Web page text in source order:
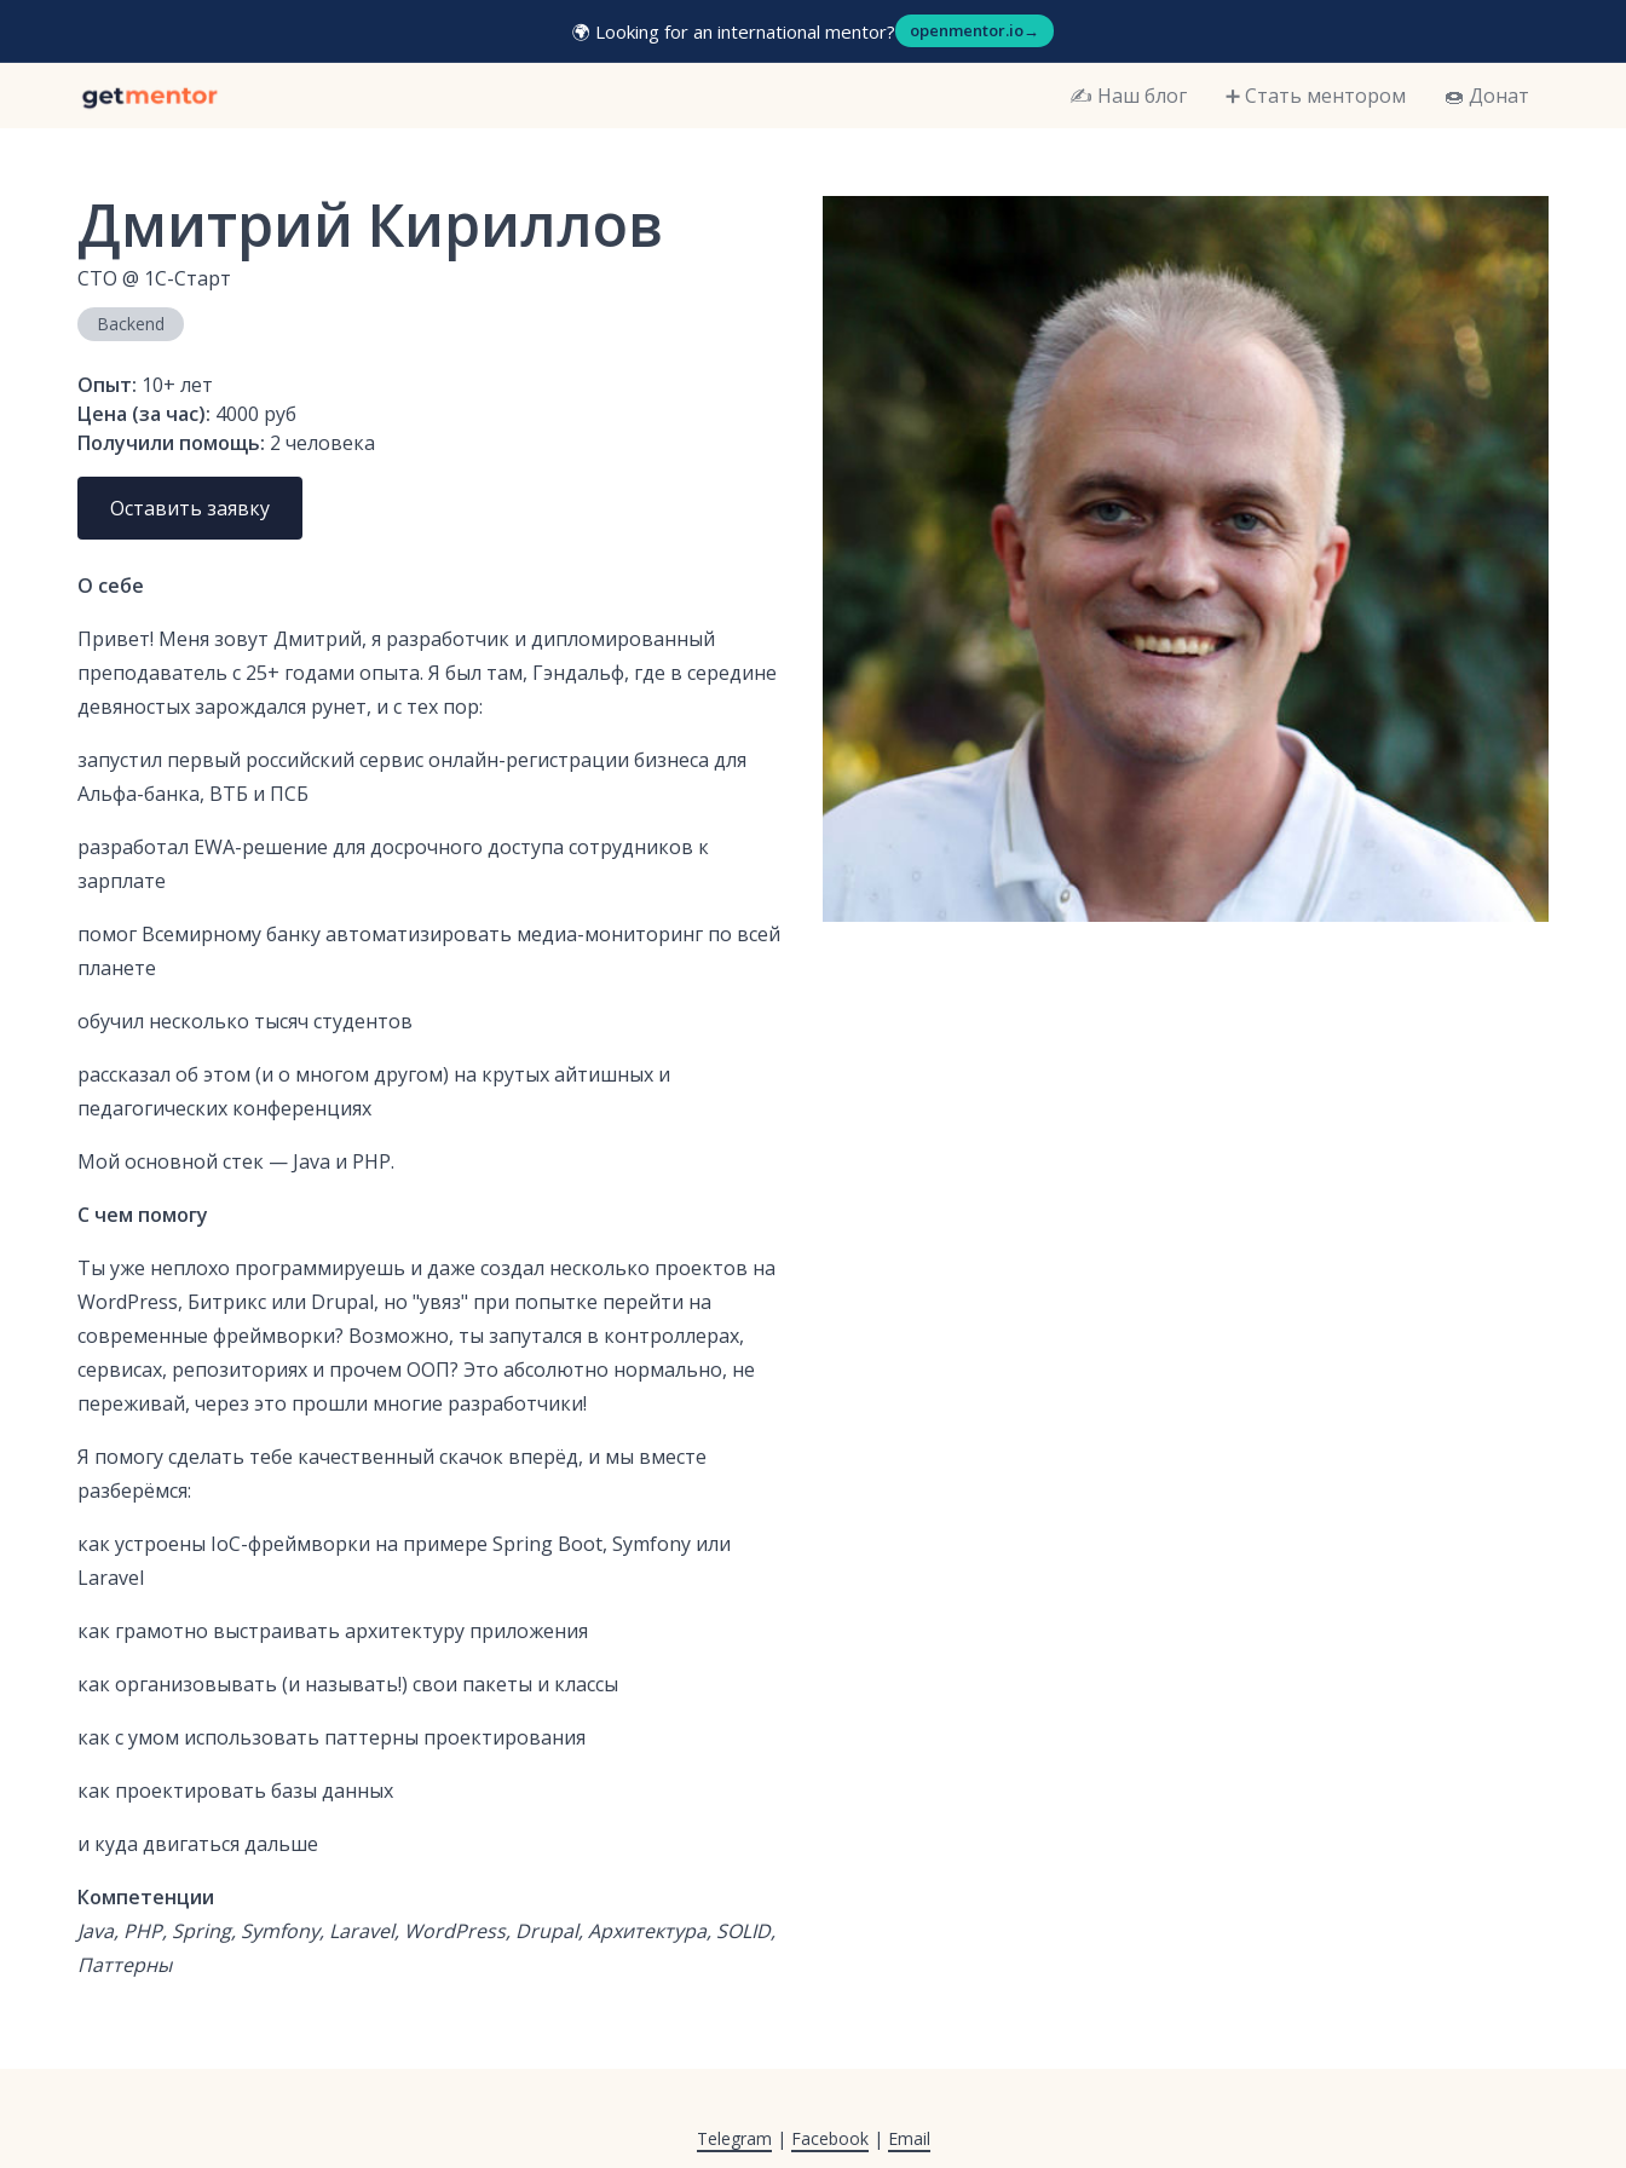
🌍 Looking for an international mentor? openmentor.io→
✍️ Наш блог ➕ Стать ментором 🍩 Донат
Дмитрий Кириллов
CTO @ 1С-Старт
Backend
Опыт: 10+ лет
Цена (за час): 4000 руб
Получили помощь: 2 человека
Оставить заявку
О себе
Привет! Меня зовут Дмитрий, я разработчик и дипломированный
преподаватель с 25+ годами опыта. Я был там, Гэндальф, где в середине
девяностых зарождался рунет, и с тех пор:
запустил первый российский сервис онлайн-регистрации бизнеса для
Альфа-банка, ВТБ и ПСБ
разработал EWA-решение для досрочного доступа сотрудников к
зарплате
помог Всемирному банку автоматизировать медиа-мониторинг по всей
планете
обучил несколько тысяч студентов
рассказал об этом (и о многом другом) на крутых айтишных и
педагогических конференциях
Мой основной стек — Java и PHP.
С чем помогу
Ты уже неплохо программируешь и даже создал несколько проектов на
WordPress, Битрикс или Drupal, но "увяз" при попытке перейти на
современные фреймворки? Возможно, ты запутался в контроллерах,
сервисах, репозиториях и прочем ООП? Это абсолютно нормально, не
переживай, через это прошли многие разработчики!
Я помогу сделать тебе качественный скачок вперёд, и мы вместе
разберёмся:
как устроены IoC-фреймворки на примере Spring Boot, Symfony или
Laravel
как грамотно выстраивать архитектуру приложения
как организовывать (и называть!) свои пакеты и классы
как с умом использовать паттерны проектирования
как проектировать базы данных
и куда двигаться дальше
Компетенции
Java, PHP, Spring, Symfony, Laravel, WordPress, Drupal, Архитектура, SOLID,
Паттерны
Telegram | Facebook| Email